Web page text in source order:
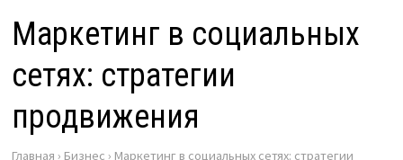
Маркетинг в социальных
сетях: стратегии
продвижения
Главная › Бизнес › Маркетинг в социальных сетях: стратегии